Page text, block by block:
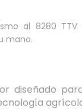
al 8280
mano.
diseñado